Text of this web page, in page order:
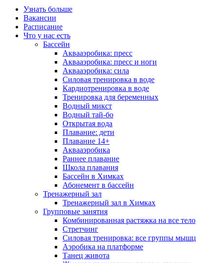
Узнать больше
Вакансии
Расписание
Что у нас есть
Бассейн
Аквааэробика: пресс
Аквааэробика: пресс и ноги
Аквааэробика: сила
Силовая тренировка в воде
Кардиотренировка в воде
Тренировка для беременных
Водный микст
Водный тай-бо
Открытая вода
Плавание: дети
Плавание 14+
Аквааэробика
Раннее плавание
Школа плавания
Бассейн в Химках
Абонемент в бассейн
Тренажерный зал
Тренажерный зал в Химках
Групповые занятия
Комбинированная растяжка на все тело
Стретчинг
Силовая тренировка: все группы мышц
Аэробика на платформе
Танец живота